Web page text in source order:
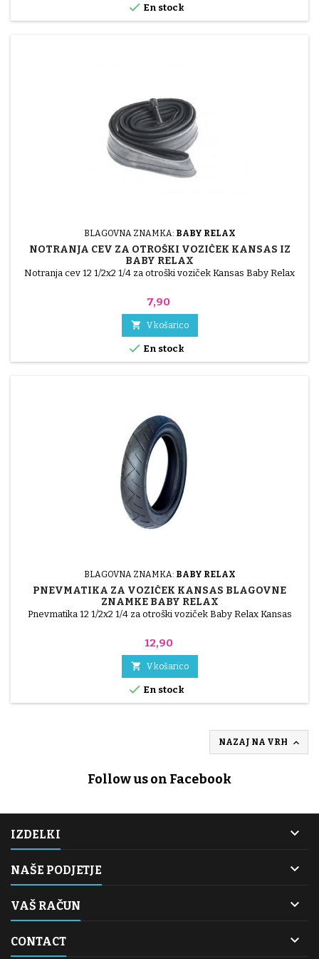
 En stock
BLAGOVNA ZNAMKA: BABY RELAX
NOTRANJA CEV ZA OTROŠKI VOZIČEK KANSAS IZ
BABY RELAX
Notranja cev 12 1/2x2 1/4 za otroški voziček Kansas Baby Relax
Cena
7,90
 V košarico
 En stock
BLAGOVNA ZNAMKA: BABY RELAX
PNEVMATIKA ZA VOZIČEK KANSAS BLAGOVNE
ZNAMKE BABY RELAX
Pnevmatika 12 1/2x2 1/4 za otroški voziček Baby Relax Kansas
Cena
12,90
 V košarico
 En stock
NAZAJ NA VRH 
Follow us on Facebook
IZDELKI 
NAŠE PODJETJE 
VAŠ RAČUN 
CONTACT 